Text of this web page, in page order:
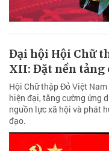
Đại hội Hội Chữ
XII: Đặt nền tảng
Hội Chữ thập Đỏ Việt
hiện đại, tăng cường ứng
nguồn lực xã hội và phát
đạo.